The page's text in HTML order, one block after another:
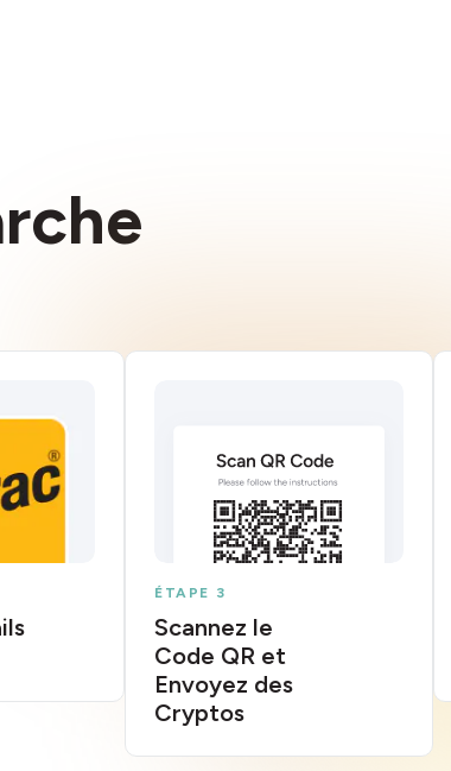
ÉTAPE 3
Scannez le
Code QR et
Envoyez des
Cryptos